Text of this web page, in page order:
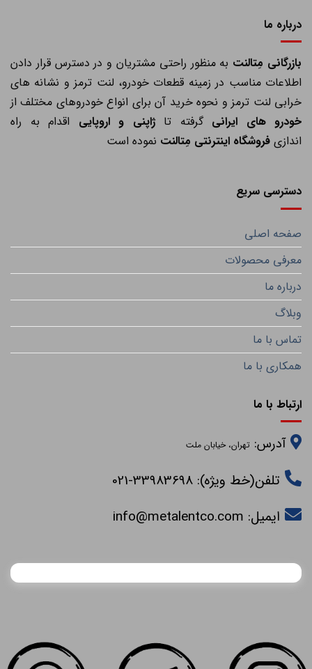
درباره ما
بازرگانی مِتالنتبه منظور راحتی مشتریان و در دسترس قرار دادن
اطلاعات مناسب در زمینه قطعات خودرو، لنت ترمز و نشانه های
خرابی لنت ترمز و نحوه خرید آن برای انواع خودروهای مختلف از
خودرو های ایرانیگرفته تاژاپنی و اروپاییاقدام به راه
اندازیفروشگاه اینترنتی مِتالنتنموده است
دسترسی سریع
صفحه اصلی
معرفی محصولات
درباره ما
وبلاگ
تماس با ما
همکاری با ما
ارتباط با ما
آدرس:تهران، خیابان ملت
تلفن(خط ویژه): 33983698-021
ایمیل:info@metalentco.com